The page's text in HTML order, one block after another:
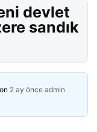
devlet
sandık
2 ay önce admin